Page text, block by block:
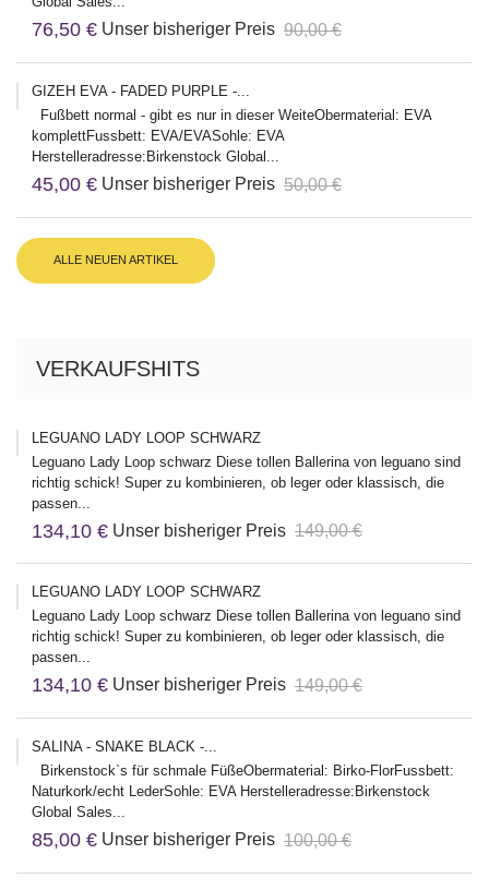
76,50 € Unser bisheriger Preis 90,00 €
GIZEH EVA - FADED PURPLE -...
Fußbett normal - gibt es nur in dieser WeiteObermaterial: EVA
komplettFussbett: EVA/EVASohle: EVA
Herstelleradresse:Birkenstock Global...
45,00 € Unser bisheriger Preis 50,00 €
ALLE NEUEN ARTIKEL
VERKAUFSHITS
LEGUANO LADY LOOP SCHWARZ
Leguano Lady Loop schwarz Diese tollen Ballerina von leguano sind
richtig schick! Super zu kombinieren, ob leger oder klassisch, die
passen...
134,10 € Unser bisheriger Preis 149,00 €
LEGUANO LADY LOOP SCHWARZ
Leguano Lady Loop schwarz Diese tollen Ballerina von leguano sind
richtig schick! Super zu kombinieren, ob leger oder klassisch, die
passen...
134,10 € Unser bisheriger Preis 149,00 €
SALINA - SNAKE BLACK -...
Birkenstock`s für schmale FüßeObermaterial: Birko-FlorFussbett:
Naturkork/echt LederSohle: EVA Herstelleradresse:Birkenstock
Global Sales...
85,00 € Unser bisheriger Preis 100,00 €